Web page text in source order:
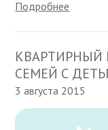
Подробнее
КВАРТИРНЫЙ
СЕМЕЙ С
3 августа 2015